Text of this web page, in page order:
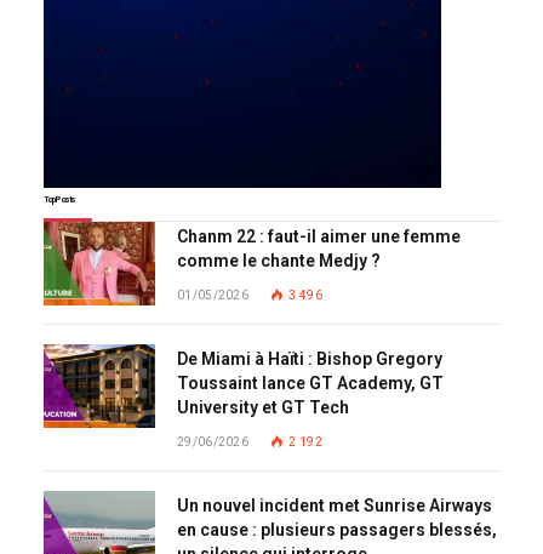
Top Posts
Chanm 22 : faut-il aimer une femme
comme le chante Medjy ?
01/05/2026 3 496
De Miami à Haïti : Bishop Gregory
Toussaint lance GT Academy, GT
University et GT Tech
29/06/2026 2 192
Un nouvel incident met Sunrise Airways
en cause : plusieurs passagers blessés,